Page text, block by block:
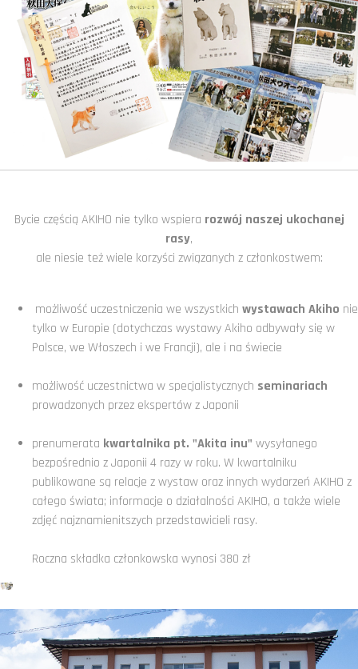
Bycie częścią AKIHO nie tylko wspiera rozwój naszej ukochanej
rasy,
ale niesie też wiele korzyści związanych z członkostwem:
możliwość uczestniczenia we wszystkich wystawach Akiho nie
tylko w Europie (dotychczas wystawy Akiho odbywały się w
Polsce, we Włoszech i we Francji), ale i na świecie
możliwość uczestnictwa w specjalistycznych seminariach
prowadzonych przez ekspertów z Japonii
prenumerata kwartalnika pt. "Akita inu" wysyłanego
bezpośrednio z Japonii 4 razy w roku. W kwartalniku
publikowane są relacje z wystaw oraz innych wydarzeń AKIHO z
całego świata; informacje o działalności AKIHO, a także wiele
zdjęć najznamienitszych przedstawicieli rasy.
Roczna składka członkowska wynosi 380 zł